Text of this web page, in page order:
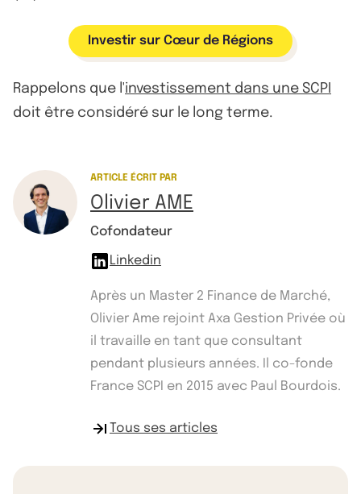
Investir sur Cœur de Régions
Rappelons que l'investissement dans une SCPI
doit être considéré sur le long terme.
ARTICLE ÉCRIT PAR
Olivier AME
Cofondateur
Linkedin
Après un Master 2 Finance de Marché,
Olivier Ame rejoint Axa Gestion Privée où
il travaille en tant que consultant
pendant plusieurs années. Il co-fonde
France SCPI en 2015 avec Paul Bourdois.
Tous ses articles